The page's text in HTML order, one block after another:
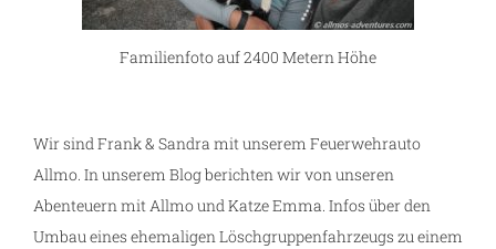
Familienfoto auf 2400 Metern Höhe
Wir sind Frank & Sandra mit unserem Feuerwehrauto
Allmo. In unserem Blog berichten wir von unseren
Abenteuern mit Allmo und Katze Emma. Infos über den
Umbau eines ehemaligen Löschgruppenfahrzeugs zu einem